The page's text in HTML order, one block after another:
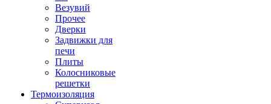
Везувий
Прочее
Дверки
Задвижки для
печи
Плиты
Колосниковые
решетки
Термоизоляция